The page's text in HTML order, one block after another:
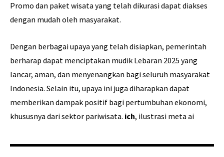
Promo dan paket wisata yang telah dikurasi dapat diakses
dengan mudah oleh masyarakat.
Dengan berbagai upaya yang telah disiapkan, pemerintah
berharap dapat menciptakan mudik Lebaran 2025 yang
lancar, aman, dan menyenangkan bagi seluruh masyarakat
Indonesia. Selain itu, upaya ini juga diharapkan dapat
memberikan dampak positif bagi pertumbuhan ekonomi,
khususnya dari sektor pariwisata. ich, ilustrasi meta ai